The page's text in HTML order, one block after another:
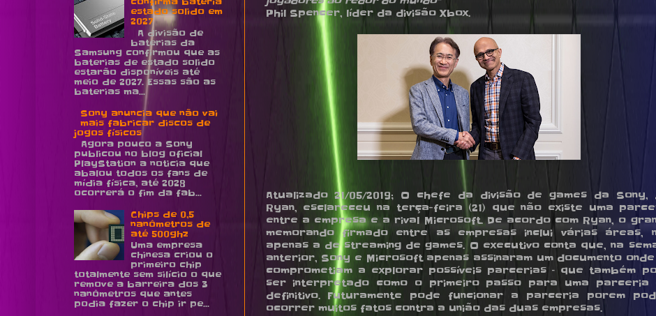
Phil Spencer, líder da divisão Xbox.
Atualizado 21/05/2019; O chefe da divisão de games da Sony,
Ryan, esclareceu na terça-feira (21) que não existe uma
entre a empresa e a rival Microsoft. De acordo com Ryan, o
memorando firmado entre as empresas inclui várias áreas,
apenas a de streaming de games. O executivo conta que, na
anterior, Sony e Microsoft apenas assinaram um documento
comprometiam a explorar possíveis parcerias – que também
ser interpretado como o primeiro passo para uma parceria
definitivo. Futuramente pode funcionar a parceria porem
ocorrer muitos fatos contra a união das duas empresas.
estado solido em
2027
A divisão de
baterias da
Samsung confirmou que as
baterias de estado solido
estarão disponíveis até
meio de 2027. Essas são as
baterias ma...
Sony anuncia que não vai
mais fabricar discos de
jogos físicos
Agora pouco a Sony
publicou no blog oficial
PlayStation a noticia que
abalou todos os fans de
mídia física, até 2028
ocorrerá o fim da fab...
Chips de 0,5
nanômetros de
até 500ghz
Uma empresa
chinesa criou o
primeiro chip
totalmente sem silício o que
remove a barreira dos 3
nanômetros que antes
podia fazer o chip ir pe...